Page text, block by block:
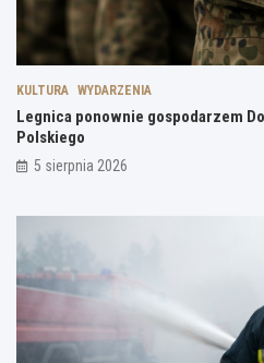
KULTURA WYDARZENIA
Legnica ponownie gospodarzem
Polskiego
5 sierpnia 2026